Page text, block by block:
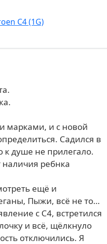
C4 (1G)
марками, и с новой
Садился в
к душе не прилегало.
наличия ребнка
ещё и
Пыжи, всё не то…
с С4, встретился
и всё, щёлкнуло
отключились. Я